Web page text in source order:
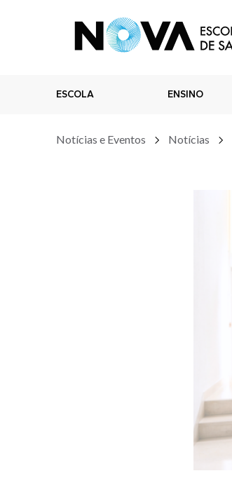
ESCOLA ENSINO
Notícias e Eventos Notícias